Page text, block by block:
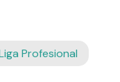
Profesional